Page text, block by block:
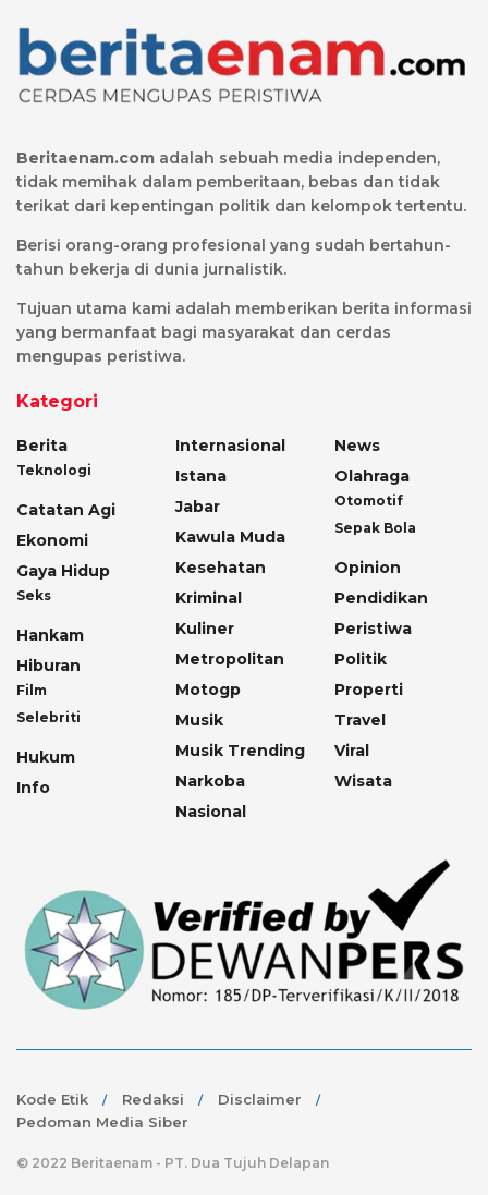
Beritaenam.com adalah sebuah media independen,
tidak memihak dalam pemberitaan, bebas dan tidak
terikat dari kepentingan politik dan kelompok tertentu.
Berisi orang-orang profesional yang sudah bertahun-
tahun bekerja di dunia jurnalistik.
Tujuan utama kami adalah memberikan berita informasi
yang bermanfaat bagi masyarakat dan cerdas
mengupas peristiwa.
Kategori
Berita
Teknologi
Catatan Agi
Ekonomi
Gaya Hidup
Seks
Hankam
Hiburan
Film
Selebriti
Hukum
Info
Internasional
Istana
Jabar
Kawula Muda
Kesehatan
Kriminal
Kuliner
Metropolitan
Motogp
Musik
Musik Trending
Narkoba
Nasional
News
Olahraga
Otomotif
Sepak Bola
Opinion
Pendidikan
Peristiwa
Politik
Properti
Travel
Viral
Wisata
Kode Etik Redaksi
Disclaimer
Pedoman Media Siber
© 2022 Beritaenam - PT. Dua Tujuh Delapan